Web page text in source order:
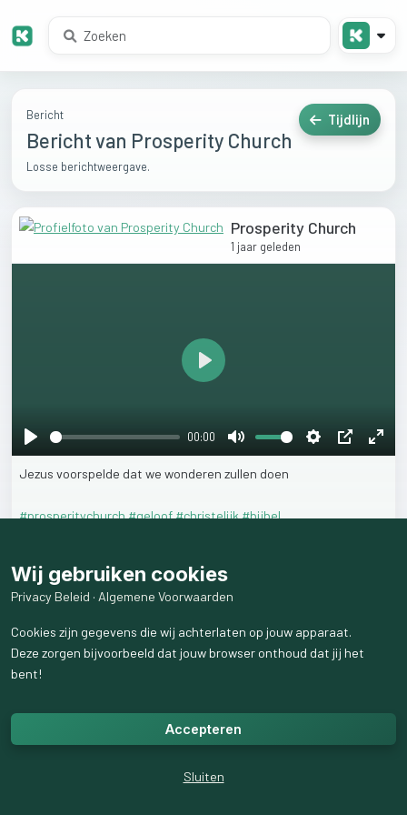
Bericht
Bericht van Prosperity Church
Losse berichtweergave.
Tijdlijn
Prosperity Church
1 jaar geleden
Play
00:00
Mute Settings
PIP
Enter
Play
Jezus voorspelde dat we wonderen zullen doen
#prosperitychurch#geloof#christelijk#bijbel
20 weergaven
Wij gebruiken cookies
Privacy Beleid · Algemene Voorwaarden
Cookies zijn gegevens die wij achterlaten op jouw apparaat.
Deze zorgen bijvoorbeeld dat jouw browser onthoud dat jij het
bent!
Accepteren
Sluiten